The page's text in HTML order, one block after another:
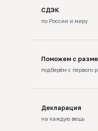
СДЭК
по России и миру
Поможем с
подберём с первого
Декларация
на каждую вещь